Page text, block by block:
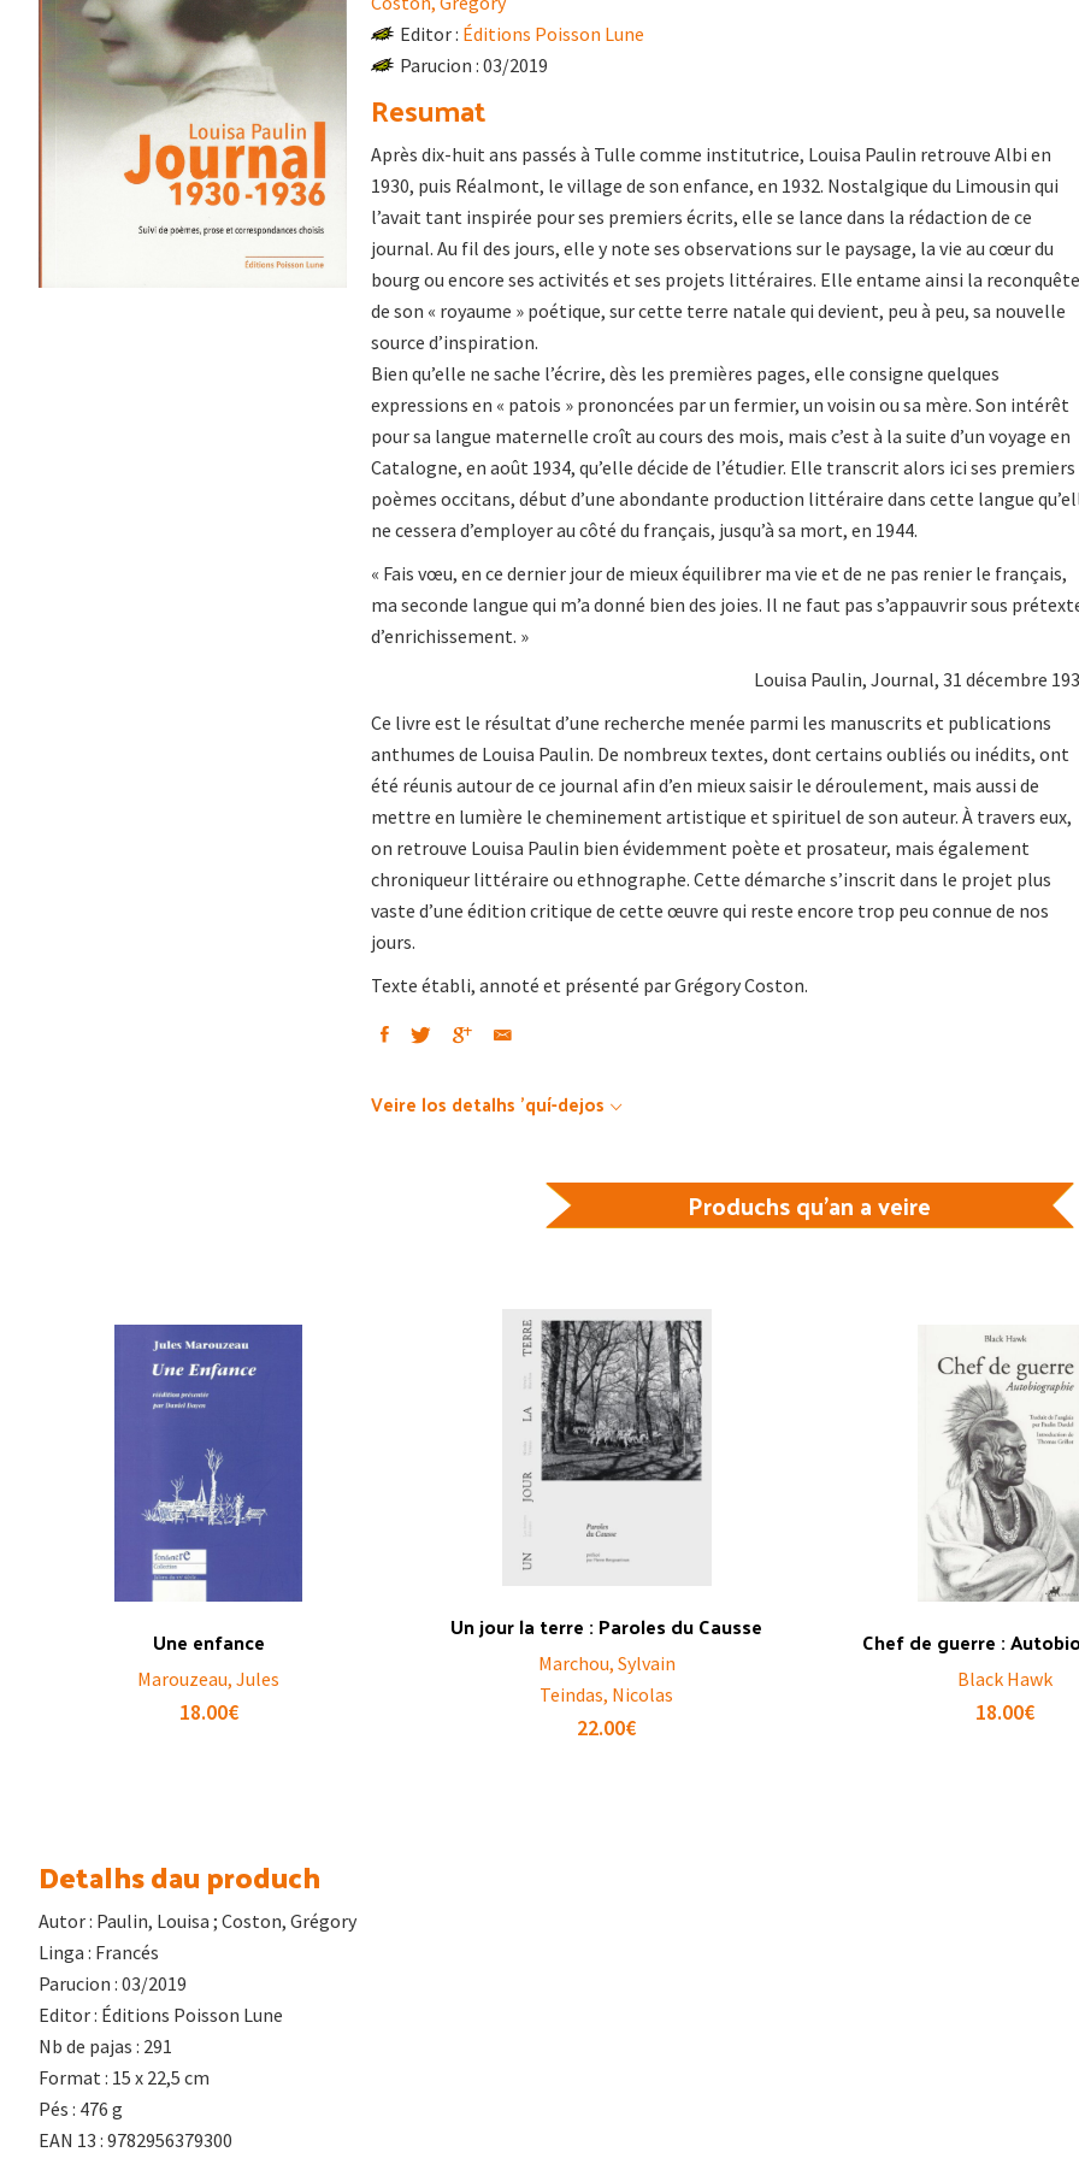
Editor : Éditions Poisson Lune
Parucion : 03/2019
Resumat
Après dix-huit ans passés à Tulle comme institutrice, Louisa Paulin retrouve Albi en
1930, puis Réalmont, le village de son enfance, en 1932. Nostalgique du Limousin qui
l’avait tant inspirée pour ses premiers écrits, elle se lance dans la rédaction de ce
journal. Au fil des jours, elle y note ses observations sur le paysage, la vie au cœur du
bourg ou encore ses activités et ses projets littéraires. Elle entame ainsi la reconquête
de son « royaume » poétique, sur cette terre natale qui devient, peu à peu, sa nouvelle
source d’inspiration.
Bien qu’elle ne sache l’écrire, dès les premières pages, elle consigne quelques
expressions en « patois » prononcées par un fermier, un voisin ou sa mère. Son intérêt
pour sa langue maternelle croît au cours des mois, mais c’est à la suite d’un voyage en
Catalogne, en août 1934, qu’elle décide de l’étudier. Elle transcrit alors ici ses premiers
poèmes occitans, début d’une abondante production littéraire dans cette langue
ne cessera d’employer au côté du français, jusqu’à sa mort, en 1944.
« Fais vœu, en ce dernier jour de mieux équilibrer ma vie et de ne pas renier le français,
ma seconde langue qui m’a donné bien des joies. Il ne faut pas s’appauvrir sous
d’enrichissement. »
Louisa Paulin, Journal, 31 décembre
Ce livre est le résultat d’une recherche menée parmi les manuscrits et publications
anthumes de Louisa Paulin. De nombreux textes, dont certains oubliés ou inédits, ont
été réunis autour de ce journal afin d’en mieux saisir le déroulement, mais aussi de
mettre en lumière le cheminement artistique et spirituel de son auteur. À travers eux,
on retrouve Louisa Paulin bien évidemment poète et prosateur, mais également
chroniqueur littéraire ou ethnographe. Cette démarche s’inscrit dans le projet plus
vaste d’une édition critique de cette œuvre qui reste encore trop peu connue de nos
jours.
Texte établi, annoté et présenté par Grégory Coston.
Veire los detalhs 'quí-dejos
Produchs qu'an a veire
Une enfance
Marouzeau, Jules
18.00€
Un jour la terre : Paroles du Causse
Marchou, Sylvain
Teindas, Nicolas
22.00€
Chef de guerre :
Black Hawk
18.00€
Detalhs dau produch
Autor : Paulin, Louisa ; Coston, Grégory
Linga : Francés
Parucion : 03/2019
Editor : Éditions Poisson Lune
Nb de pajas : 291
Format : 15 x 22,5 cm
Pés : 476 g
EAN 13 : 9782956379300